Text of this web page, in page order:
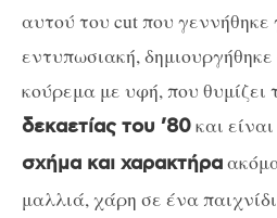
αυτού του cut που γεννήθηκε
εντυπωσιακή,
κούρεμα με υφή, που θυμίζει
δεκαετίας του ’80και
σχήμα και χαρακτήρα
μαλλιά, χάρη σε ένα